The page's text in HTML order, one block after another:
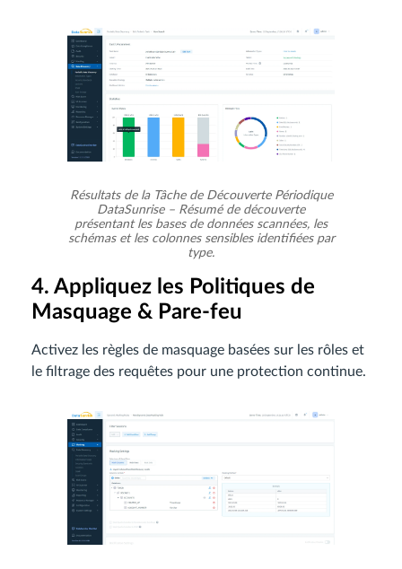
Résultats de la Tâche de Découverte Périodique
DataSunrise – Résumé de découverte
présentant les bases de données scannées, les
schémas et les colonnes sensibles identifiées par
type.
4. Appliquez les Politiques de
Masquage & Pare-feu
Activez les règles de masquage basées sur les rôles et
le filtrage des requêtes pour une protection continue.